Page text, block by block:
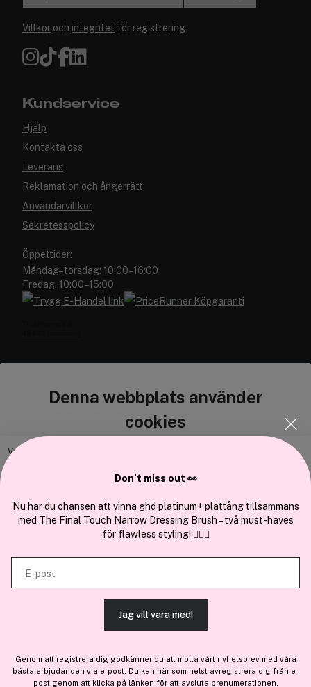
Denna webbplats använder
cookies
Vi använder enhetsidentifierare för att anpassa innehållet och
och annan information från din enhet till de sociala medier och annons-
och analysföretag som vi samarbetar med. Dessa kan i sin tur
kombinera informationen med annan information som du har
tillhandahållit eller som de har samlat in när du har använt deras
tjänster.
TILLÅT ALLA COOKIES
VISA DETALJER
Villkor och integritet för registrering
Kundservice
Hjälp
Kontakta oss
Leverans
Reklamation och ångerrätt
Användarvillkor
Sekretesspolicy
Öppettider:
Måndag–torsdag: 10:00–16:00
Fredag: 10:00–15:00
Cocopanda.se
En del avBrandsdal Group AS
Don’t miss out 👀
Nu har du chansen att vinna ghd platinum+ plattång tillsammans
med The Final Touch Narrow Dressing Brush – två must-haves
för flawless styling! 💇‍♀️✨
E-post
Jag vill vara med!
Genom att registrera dig godkänner du att motta vårt nyhetsbrev med våra
bästa erbjudanden via e-post. Du kan när som helst avregistrera dig från e-
post genom att klicka på länken för att avsluta prenumerationen.